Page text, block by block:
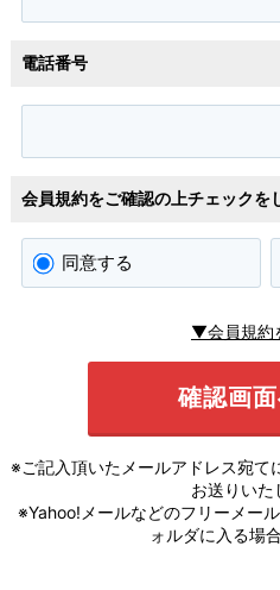
電話番号
会員規約をご確認の上チェックを
同意する
▼会員規約
※ご記入頂いたメールアドレス宛て
お送りいた
※Yahoo!メールなどのフリーメー
ォルダに入る場